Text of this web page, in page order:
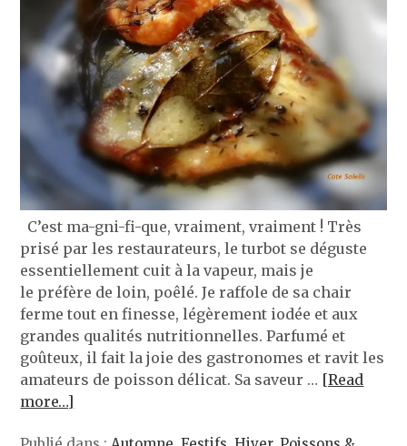
C’est ma-gni-fi-que, vraiment, vraiment ! Très
prisé par les restaurateurs, le turbot se déguste
essentiellement cuit à la vapeur, mais je
le préfère de loin, poêlé. Je raffole de sa chair
ferme tout en finesse, légèrement iodée et aux
grandes qualités nutritionnelles. Parfumé et
goûteux, il fait la joie des gastronomes et ravit les
amateurs de poisson délicat. Sa saveur … [Read
more…]